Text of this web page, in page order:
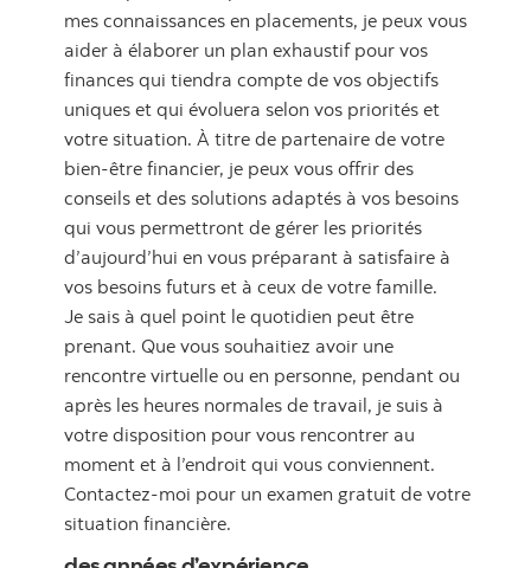
mes connaissances en placements, je peux vous
aider à élaborer un plan exhaustif pour vos
finances qui tiendra compte de vos objectifs
uniques et qui évoluera selon vos priorités et
votre situation. À titre de partenaire de votre
bien-être financier, je peux vous offrir des
conseils et des solutions adaptés à vos besoins
qui vous permettront de gérer les priorités
d’aujourd’hui en vous préparant à satisfaire à
vos besoins futurs et à ceux de votre famille.
Je sais à quel point le quotidien peut être
prenant. Que vous souhaitiez avoir une
rencontre virtuelle ou en personne, pendant ou
après les heures normales de travail, je suis à
votre disposition pour vous rencontrer au
moment et à l’endroit qui vous conviennent.
Contactez-moi pour un examen gratuit de votre
situation financière.